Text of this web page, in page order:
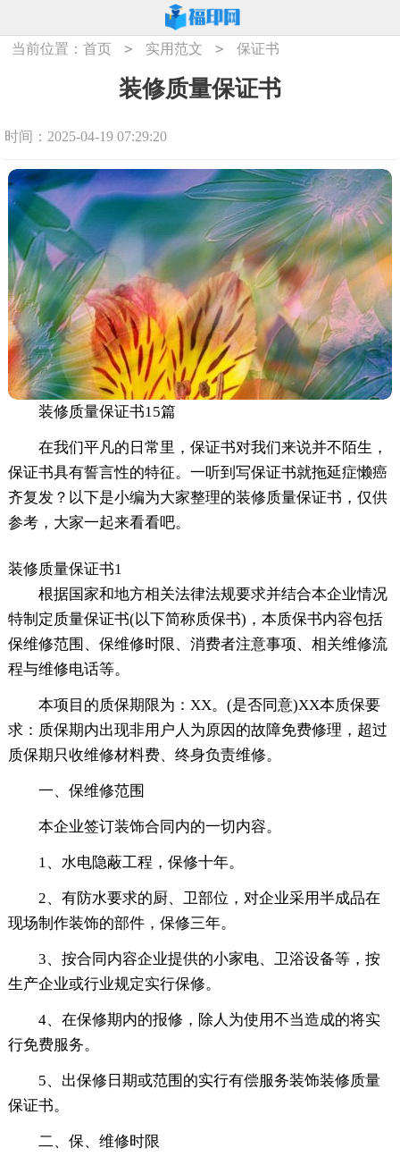
当前位置：首页 > 实用范文 > 保证书
装修质量保证书
时间：2025-04-19 07:29:20
装修质量保证书15篇
在我们平凡的日常里，保证书对我们来说并不陌生，
保证书具有誓言性的特征。一听到写保证书就拖延症懒癌
齐复发？以下是小编为大家整理的装修质量保证书，仅供
参考，大家一起来看看吧。
装修质量保证书1
根据国家和地方相关法律法规要求并结合本企业情况
特制定质量保证书(以下简称质保书)，本质保书内容包括
保维修范围、保维修时限、消费者注意事项、相关维修流
程与维修电话等。
本项目的质保期限为：XX。(是否同意)XX本质保要
求：质保期内出现非用户人为原因的故障免费修理，超过
质保期只收维修材料费、终身负责维修。
一、保维修范围
本企业签订装饰合同内的一切内容。
1、水电隐蔽工程，保修十年。
2、有防水要求的厨、卫部位，对企业采用半成品在
现场制作装饰的部件，保修三年。
3、按合同内容企业提供的小家电、卫浴设备等，按
生产企业或行业规定实行保修。
4、在保修期内的报修，除人为使用不当造成的将实
行免费服务。
5、出保修日期或范围的实行有偿服务装饰装修质量
保证书。
二、保、维修时限